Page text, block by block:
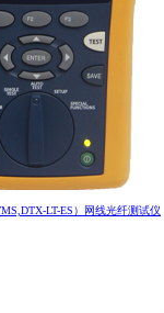
LT-ES）网线光纤测试仪